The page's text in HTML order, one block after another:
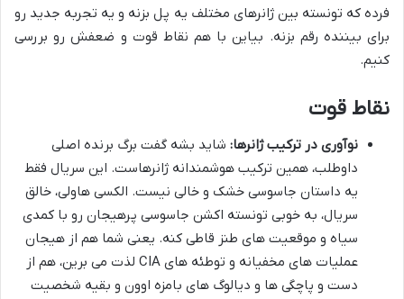
فرده که تونسته بین ژانرهای مختلف یه پل بزنه و یه تجربه جدید رو
برای بیننده رقم بزنه. بیاین با هم نقاط قوت و ضعفش رو بررسی
کنیم.
نقاط قوت
نوآوری در ترکیب ژانرها: شاید بشه گفت برگ برنده اصلی
داوطلب، همین ترکیب هوشمندانه ژانرهاست. این سریال فقط
یه داستان جاسوسی خشک و خالی نیست. الکسی هاولی، خالق
سریال، به خوبی تونسته اکشن جاسوسی پرهیجان رو با کمدی
سیاه و موقعیت های طنز قاطی کنه. یعنی شما هم از هیجان
عملیات های مخفیانه و توطئه های CIA لذت می برین، هم از
دست و پاچگی ها و دیالوگ های بامزه اوون و بقیه شخصیت